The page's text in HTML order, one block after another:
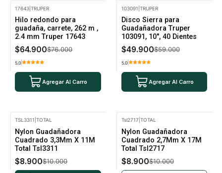
17643 |TRUPER
Hilo redondo para
guadaña, carrete, 262 m ,
2.4 mm Truper 17643
$64.900$76.000
5.0
Agregar Al Carro
103091 TRUPER
Disco Sierra para
Guadañadora Truper
103091, 10", 40 Dientes
$49.900$59.000
5.0
Agregar Al Carro
TSL3311 |TOTAL
Nylon Guadañadora
Cuadrado 3,3Mm X 11M
Total Tsl3311
$8.900$10.000
No disponible
Tsl2717 TOTAL
Nylon Guadañadora
Cuadrado 2,7Mm X 17M
Total Tsl2717
$8.900$10.000